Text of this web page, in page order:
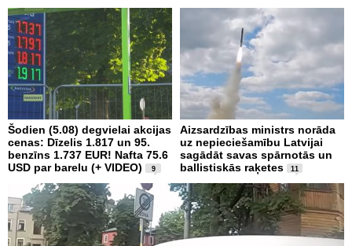
Šodien (5.08) degvielai akcijas
cenas: Dīzelis 1.817 un 95.
benzīns 1.737 EUR! Nafta 75.6
USD par barelu (+ VIDEO)
9
Aizsardzības ministrs norāda
uz nepieciešamību Latvijai
sagādāt savas spārnotās un
ballistiskās raķetes
11